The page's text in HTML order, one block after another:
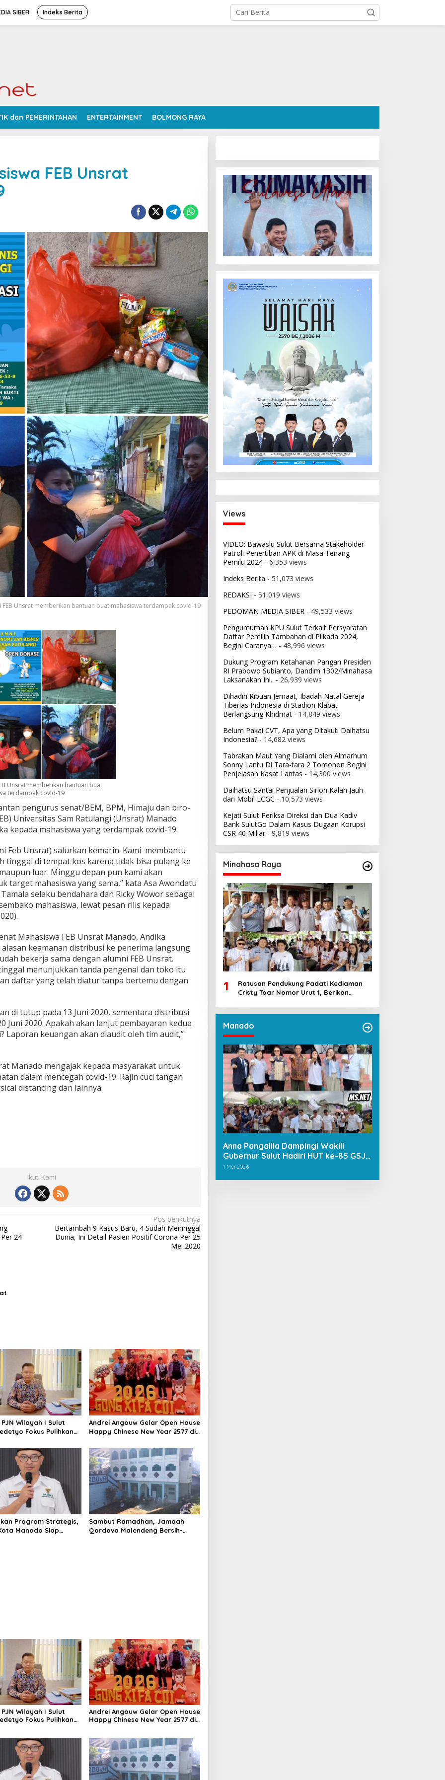
SIBER Indeks Berita
dan PEMERINTAHAN ENTERTAINMENT BOLMONG RAYA
FEB Unsrat
FEB Unsrat memberikan bantuan buat mahasiswa terdampak covid-19
Unsrat memberikan bantuan buat
terdampak covid-19
pengurus senat/BEM, BPM, Himaju dan biro-
Universitas Sam Ratulangi (Unsrat) Manado
kepada mahasiswa yang terdampak covid-19.
Feb Unsrat) salurkan kemarin. Kami membantu
tinggal di tempat kos karena tidak bisa pulang ke
luar. Minggu depan pun kami akan
target mahasiswa yang sama,” kata Asa Awondatu
selaku bendahara dan Ricky Wowor sebagai
mahasiswa, lewat pesan rilis kepada
Mahasiswa FEB Unsrat Manado, Andika
keamanan distribusi ke penerima langsung
bekerja sama dengan alumni FEB Unsrat.
menunjukkan tanda pengenal dan toko itu
daftar yang telah diatur tanpa bertemu dengan
di tutup pada 13 Juni 2020, sementara distribusi
Juni 2020. Apakah akan lanjut pembayaran kedua
Laporan keuangan akan diaudit oleh tim audit,”
Manado mengajak kepada masyarakat untuk
dalam mencegah covid-19. Rajin cuci tangan
distancing dan lainnya.
Ikuti Kami
24
Pos berikutnya
Bertambah 9 Kasus Baru, 4 Sudah Meninggal
Dunia, Ini Detail Pasien Positif Corona Per 25
Mei 2020
Wilayah I Sulut
Fokus Pulihkan
Andrei Angouw Gelar Open House
Happy Chinese New Year 2577 di
Program Strategis,
Manado Siap
Sambut Ramadhan, Jamaah
Qordova Malendeng Bersih-
Wilayah I Sulut
Fokus Pulihkan
Andrei Angouw Gelar Open House
Happy Chinese New Year 2577 di
Views
VIDEO: Bawaslu Sulut Bersama Stakeholder
Patroli Penertiban APK di Masa Tenang
Pemilu 2024- 6,353 views
Indeks Berita - 51,073 views
REDAKSI - 51,019 views
PEDOMAN MEDIA SIBER- 49,533 views
Pengumuman KPU Sulut Terkait Persyaratan
Daftar Pemilih Tambahan di Pilkada 2024,
Begini Caranya… - 48,996 views
Dukung Program Ketahanan Pangan Presiden
RI Prabowo Subianto, Dandim 1302/Minahasa
Laksanakan Ini.. - 26,939 views
Dihadiri Ribuan Jemaat, Ibadah Natal Gereja
Tiberias Indonesia di Stadion Klabat
Berlangsung Khidmat- 14,849 views
Belum Pakai CVT, Apa yang Ditakuti Daihatsu
Indonesia?- 14,682 views
Tabrakan Maut Yang Dialami oleh Almarhum
Sonny Lantu Di Tara-tara 2 Tomohon Begini
Penjelasan Kasat Lantas - 14,300 views
Daihatsu Santai Penjualan Sirion Kalah Jauh
dari Mobil LCGC - 10,573 views
Kejati Sulut Periksa Direksi dan Dua Kadiv
Bank SulutGo Dalam Kasus Dugaan Korupsi
CSR 40 Miliar- 9,819 views
Minahasa Raya
1
Ratusan Pendukung Padati Kediaman
Cristy Toar Nomor Urut 1, Berikan
Manado
Anna Pangalila Dampingi Wakili
Gubernur Sulut Hadiri HUT ke-85 GSJA
Se-Sulut–Gorontalo di Langowan
1 Mei 2026